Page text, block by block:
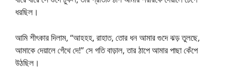
ধরছিল।
আমি শীৎকার দিলাম, “আহহহ, রাহাত, তোর ধন আমার গুদে ঝড় তুলছে,
আমাকে দেয়ালে গেঁথে দে!” সে গতি বাড়াল, তার ঠাপে আমার পাছা কেঁপে
উঠছিল।